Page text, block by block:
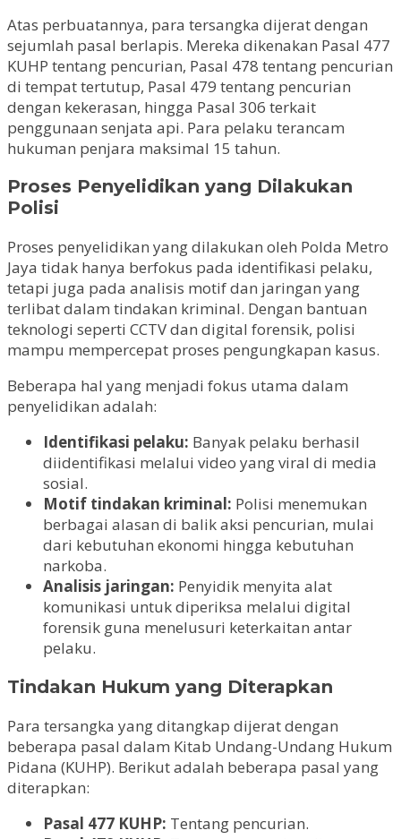
Atas perbuatannya, para tersangka dijerat dengan
sejumlah pasal berlapis. Mereka dikenakan Pasal 477
KUHP tentang pencurian, Pasal 478 tentang pencurian
di tempat tertutup, Pasal 479 tentang pencurian
dengan kekerasan, hingga Pasal 306 terkait
penggunaan senjata api. Para pelaku terancam
hukuman penjara maksimal 15 tahun.
Proses Penyelidikan yang Dilakukan
Polisi
Proses penyelidikan yang dilakukan oleh Polda Metro
Jaya tidak hanya berfokus pada identifikasi pelaku,
tetapi juga pada analisis motif dan jaringan yang
terlibat dalam tindakan kriminal. Dengan bantuan
teknologi seperti CCTV dan digital forensik, polisi
mampu mempercepat proses pengungkapan kasus.
Beberapa hal yang menjadi fokus utama dalam
penyelidikan adalah:
Identifikasi pelaku: Banyak pelaku berhasil
diidentifikasi melalui video yang viral di media
sosial.
Motif tindakan kriminal: Polisi menemukan
berbagai alasan di balik aksi pencurian, mulai
dari kebutuhan ekonomi hingga kebutuhan
narkoba.
Analisis jaringan: Penyidik menyita alat
komunikasi untuk diperiksa melalui digital
forensik guna menelusuri keterkaitan antar
pelaku.
Tindakan Hukum yang Diterapkan
Para tersangka yang ditangkap dijerat dengan
beberapa pasal dalam Kitab Undang-Undang Hukum
Pidana (KUHP). Berikut adalah beberapa pasal yang
diterapkan:
Pasal 477 KUHP: Tentang pencurian.